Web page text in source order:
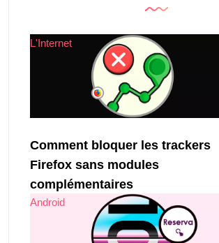
L'Internet
Comment bloquer les trackers
Firefox sans modules
complémentaires
Android